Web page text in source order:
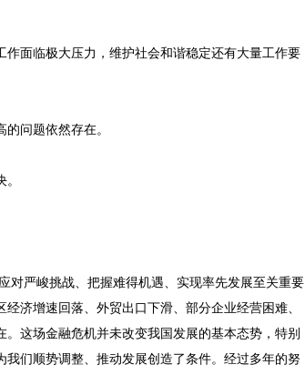
面临极大压力，维护社会和谐稳定还有大量工作要
问题依然存在。
对严峻挑战、把握难得机遇、实现率先发展至关重要
济增速回落、外贸出口下滑、部分企业经营困难、
这场金融危机并未改变我国发展的基本态势，特别
们顺势调整、推动发展创造了条件。经过多年的努